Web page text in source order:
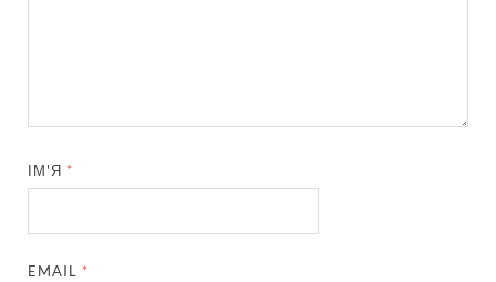
ІМ'Я *
EMAIL *